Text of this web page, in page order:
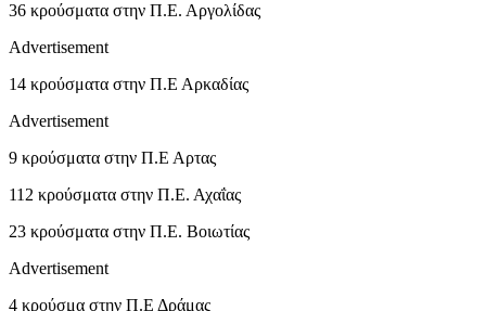
36 κρούσματα στην Π.Ε. Αργολίδας
Advertisement
14 κρούσματα στην Π.Ε Αρκαδίας
Advertisement
9 κρούσματα στην Π.Ε Αρτας
112 κρούσματα στην Π.Ε. Αχαΐας
23 κρούσματα στην Π.Ε. Βοιωτίας
Advertisement
4 κρούσμα στην Π.Ε Δράμας